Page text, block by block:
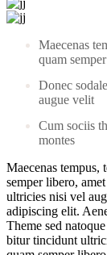
Maecenas
quam semper
Donec
augue velit
Cum sociis
montes
Maecenas tempus,
semper libero,
ultricies nisi vel
adipiscing elit.
Theme sed
bitur tincidunt